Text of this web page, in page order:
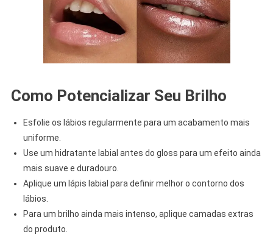
Como Potencializar Seu Brilho
Esfolie os lábios regularmente para um acabamento mais
uniforme.
Use um hidratante labial antes do gloss para um efeito ainda
mais suave e duradouro.
Aplique um lápis labial para definir melhor o contorno dos
lábios.
Para um brilho ainda mais intenso, aplique camadas extras
do produto.